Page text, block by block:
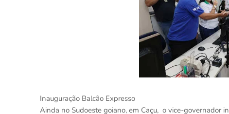
Inauguração Balcão Expresso
Ainda no Sudoeste goiano, em Caçu, o vice-governador